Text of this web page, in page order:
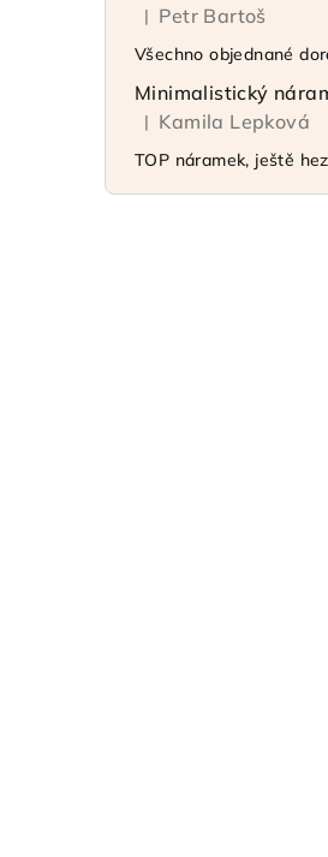
Hodnocení produktu je
| Petr Bartoš
Všechno objednané
Hodnocení produktu je
| Kamila Lepková
TOP náramek, ještě